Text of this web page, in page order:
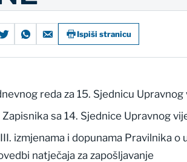
Ispiši stranicu
reda za 15. Sjednicu
sa 14. Sjednice Upravnog
izmjenama i dopunama Pravilnika
natječaja za zapošljavanje